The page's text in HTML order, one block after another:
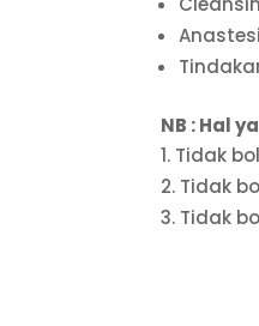
NB : Hal
Tidak
Tidak
Tidak